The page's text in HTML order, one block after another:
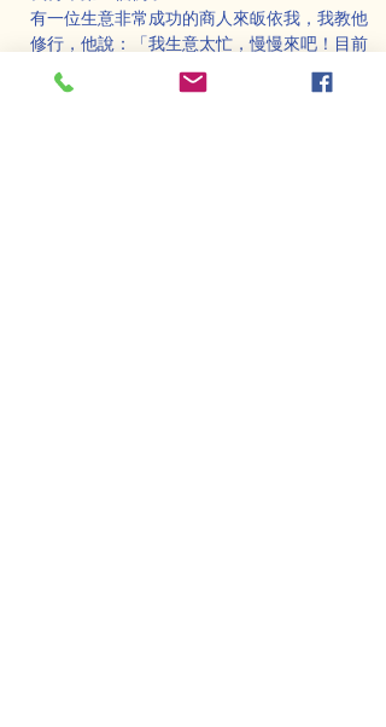
有一位生意非常成功的商人來皈依我，我教他
修行，他說：「我生意太忙，慢慢來吧！目前
我的心無法安定。我要再賺多一點錢，要自己
永遠富足，孩子都完成學業，還要建立一個全